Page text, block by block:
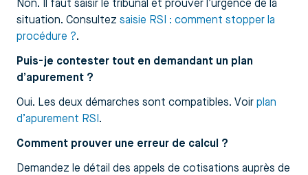
Non. Il faut saisir le tribunal et prouver l’urgence de la
situation. Consultez saisie RSI : comment stopper la
procédure ?.
Puis-je contester tout en demandant un plan
d’apurement ?
Oui. Les deux démarches sont compatibles. Voir plan
d’apurement RSI .
Comment prouver une erreur de calcul ?
Demandez le détail des appels de cotisations auprès de